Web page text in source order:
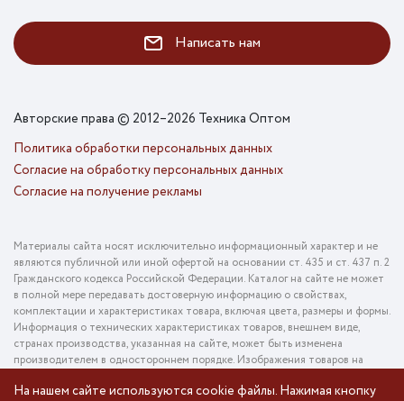
На нашем сайте используются cookie файлы. Нажимая кнопку
Написать нам
Авторские права © 2012–2026 Техника Оптом
Политика обработки персональных данных
Согласие на обработку персональных данных
Согласие на получение рекламы
Материалы сайта носят исключительно информационный характер и не
являются публичной или иной офертой на основании ст. 435 и ст. 437 п. 2
Гражданского кодекса Российской Федерации. Каталог на сайте не может
в полной мере передавать достоверную информацию о свойствах,
комплектации и характеристиках товара, включая цвета, размеры и формы.
Информация о технических характеристиках товаров, внешнем виде,
странах производства, указанная на сайте, может быть изменена
производителем в одностороннем порядке. Изображения товаров на
оригинального товара. Информация о цене товара, указанная в каталоге на